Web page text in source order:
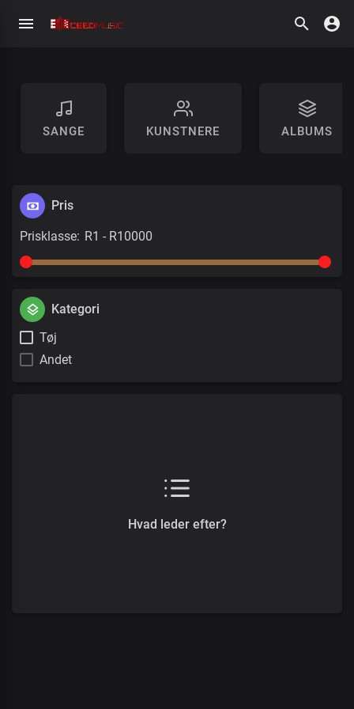
SANGE KUNSTNERE ALBUMS
Pris
Prisklasse:
Kategori
Tøj
Andet
Hvad leder efter?